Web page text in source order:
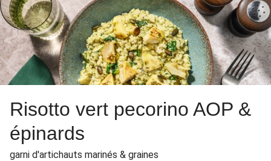
Risotto vert pecorino AOP &
épinards
garni d'artichauts marinés & graines